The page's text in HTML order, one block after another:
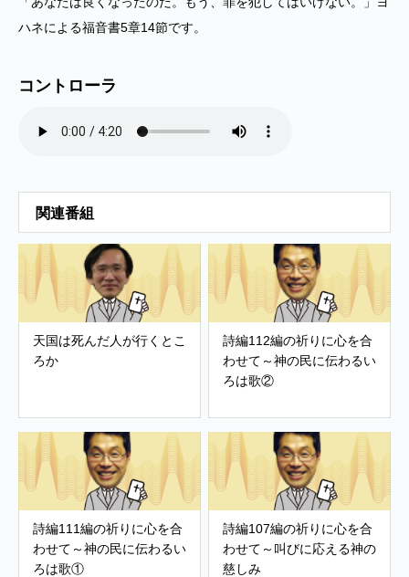
ハネによる福音書5章14節です。
コントローラ
関連番組
天国は死んだ人が行くとこ
ろか
詩編112編の祈りに心を合
わせて～神の民に伝わるい
ろは歌②
詩編111編の祈りに心を合
わせて～神の民に伝わるい
ろは歌①
詩編107編の祈りに心を合
わせて～叫びに応える神の
慈しみ